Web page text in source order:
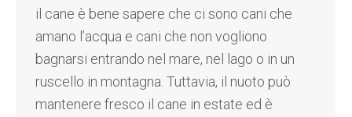
il cane è bene sapere che ci sono cani che
amano l’acqua e cani che non vogliono
bagnarsi entrando nel mare, nel lago o in un
ruscello in montagna. Tuttavia, il nuoto può
mantenere fresco il cane in estate ed è